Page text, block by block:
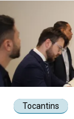
Tocantins